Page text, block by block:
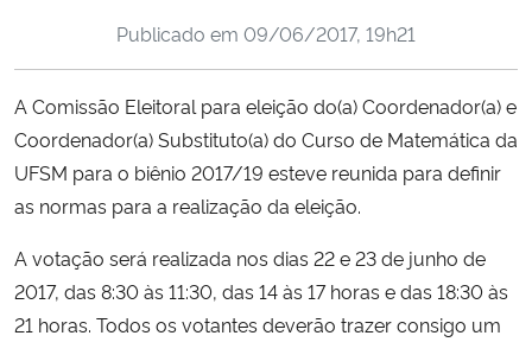
Ministério de Minas e Energia
Ministério da Ciência, Tecnologia, Inovações e Comunicações
Ministério do Turismo
Publicado em 09/06/2017, 19h21
A Comissão Eleitoral para eleição do(a) Coordenador(a) e
Coordenador(a) Substituto(a) do Curso de Matemática da
UFSM para o biênio 2017/19 esteve reunida para definir
as normas para a realização da eleição.
A votação será realizada nos dias 22 e 23 de junho de
2017, das 8:30 às 11:30, das 14 às 17 horas e das 18:30 às
21 horas. Todos os votantes deverão trazer consigo um